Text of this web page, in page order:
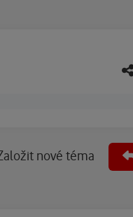
nové téma